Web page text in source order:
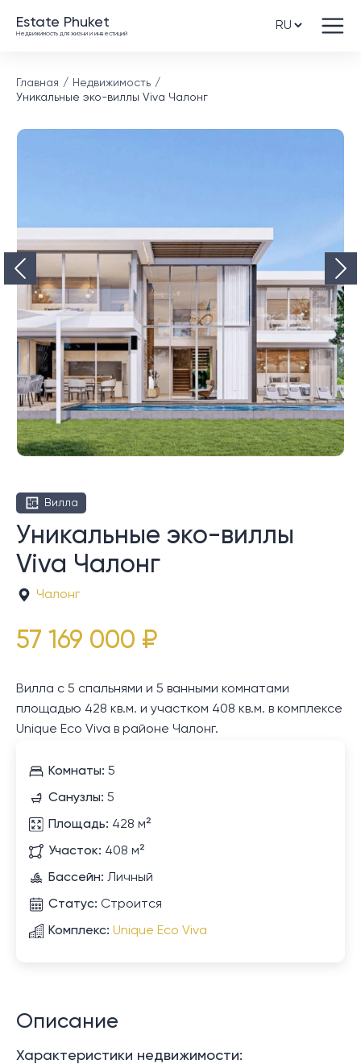
Estate Phuket
Недвижимость для жизни и инвестиций
Главная
Недвижимость
Уникальные эко-виллы Viva Чалонг
Вилла
Уникальные эко-виллы
Viva Чалонг
Чалонг
57 169 000 ₽
Вилла с 5 спальнями и 5 ванными комнатами
площадью 428 кв.м. и участком 408 кв.м. в комплексе
Unique Eco Viva в районе Чалонг.
Комнаты: 5
Санузлы: 5
Площадь: 428 м²
Участок: 408 м²
Бассейн: Личный
Статус: Строится
Комплекс: Unique Eco Viva
Описание
Характеристики недвижимости: